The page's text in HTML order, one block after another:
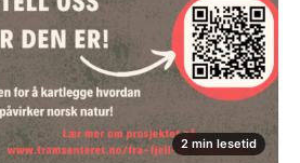
2 min lesetid